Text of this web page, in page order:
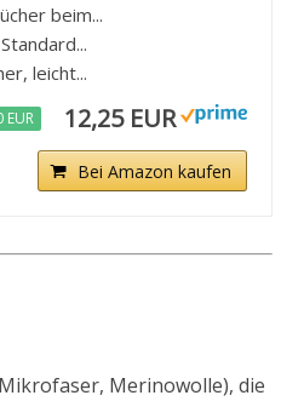
beim...
leicht...
EUR 12,25 EUR
Bei Amazon kaufen
Merinowolle), die